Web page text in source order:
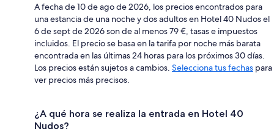
A fecha de 10 de ago de 2026, los precios encontrados para
una estancia de una noche y dos adultos en Hotel 40 Nudos el
6 de sept de 2026 son de al menos 79 €, tasas e impuestos
incluidos. El precio se basa en la tarifa por noche más barata
encontrada en las últimas 24 horas para los próximos 30 días.
Los precios están sujetos a cambios. Selecciona tus fechas para
ver precios más precisos.
¿A qué hora se realiza la entrada en Hotel 40
Nudos?